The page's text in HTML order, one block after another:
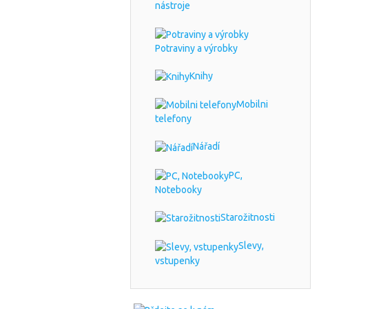
nástroje
Potraviny a výrobky
Knihy
Mobilni
telefony
Nářadí
PC,
Notebooky
Starožitnosti
Slevy,
vstupenky